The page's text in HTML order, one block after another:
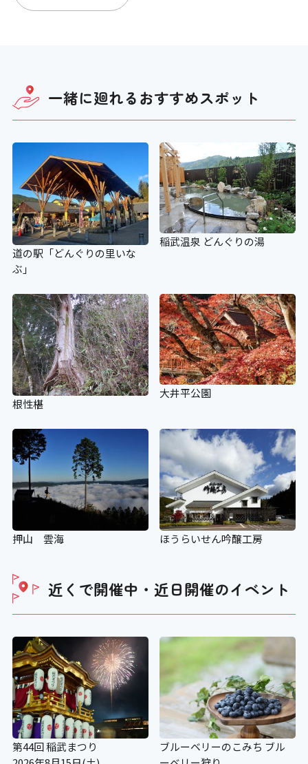
一緒に廻れるおすすめスポット
道の駅「どんぐりの里いな
ぶ」
稲武温泉 どんぐりの湯
根性椹
大井平公園
押山 雲海 ほうらいせん吟醸工房
近くで開催中・近日開催のイベント
第44回 稲武まつり
ブルーベリーのこみち ブル